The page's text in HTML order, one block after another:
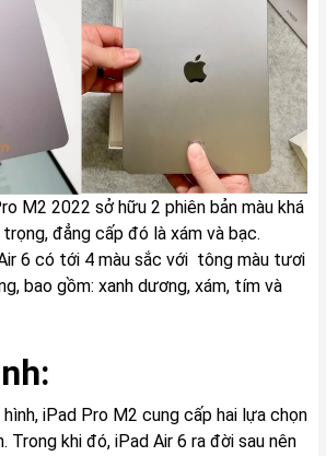
M2 2022 sở hữu 2 phiên bản màu khá
đẳng cấp đó là xám và bạc.
6 có tới 4 màu sắc với tông màu tươi
bao gồm: xanh dương, xám, tím và
iPad Pro M2 cung cấp hai lựa chọn
Trong khi đó, iPad Air 6 ra đời sau nên